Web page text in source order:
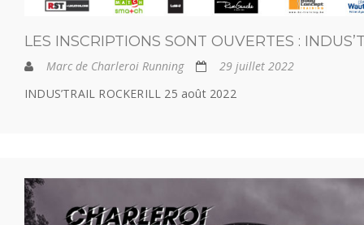
LES INSCRIPTIONS SONT OUVERTES :
Marc de Charleroi Running
29 juillet 2022
INDUS’TRAIL ROCKERILL 25 août 2022